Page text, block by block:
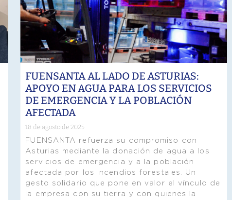
FUENSANTA AL LADO DE ASTURIAS:
APOYO EN AGUA PARA LOS SERVICIOS
DE EMERGENCIA Y LA POBLACIÓN
AFECTADA
18 de agosto de 2025
FUENSANTA refuerza su compromiso con
Asturias mediante la donación de agua a los
servicios de emergencia y a la población
afectada por los incendios forestales. Un
gesto solidario que pone en valor el vínculo de
la empresa con su tierra y con quienes la